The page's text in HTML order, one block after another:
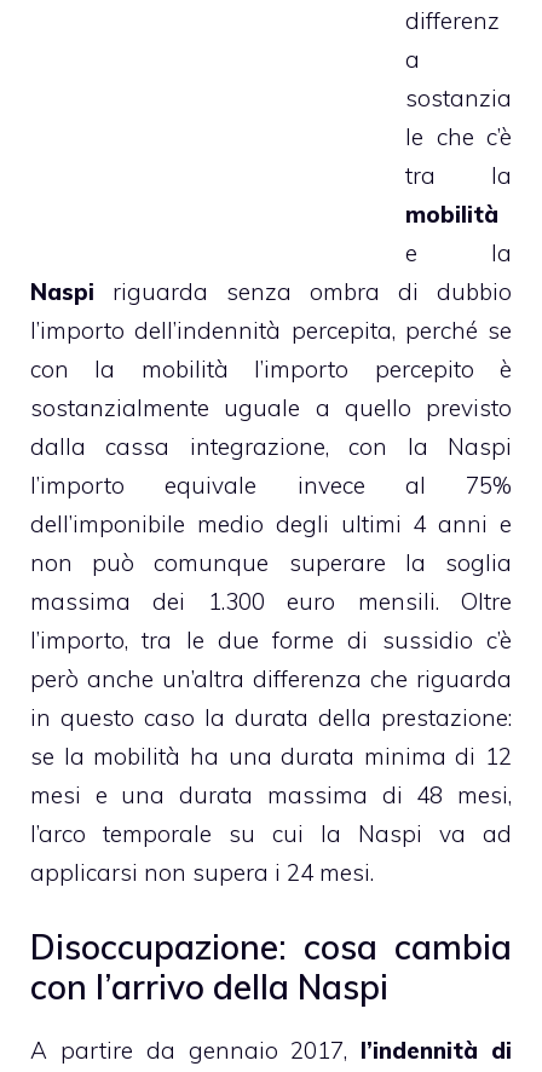
differenz
a
sostanzia
le che c’è
tra la
mobilità
e la
Naspi riguarda senza ombra di dubbio
l’importo dell’indennità percepita, perché se
con la mobilità l’importo percepito è
sostanzialmente uguale a quello previsto
dalla cassa integrazione, con la Naspi
l’importo equivale invece al 75%
dell’imponibile medio degli ultimi 4 anni e
non può comunque superare la soglia
massima dei 1.300 euro mensili. Oltre
l’importo, tra le due forme di sussidio c’è
però anche un’altra differenza che riguarda
in questo caso la durata della prestazione:
se la mobilità ha una durata minima di 12
mesi e una durata massima di 48 mesi,
l’arco temporale su cui la Naspi va ad
applicarsi non supera i 24 mesi.
Disoccupazione: cosa cambia
con l’arrivo della Naspi
A partire da gennaio 2017, l’indennità di